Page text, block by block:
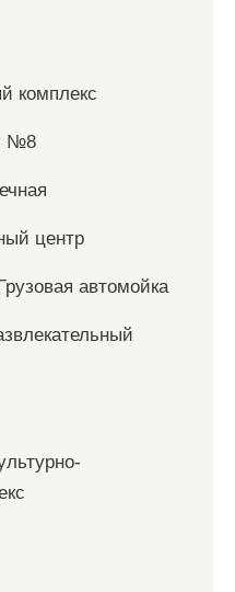
комплекс
№8
центр
автомойка